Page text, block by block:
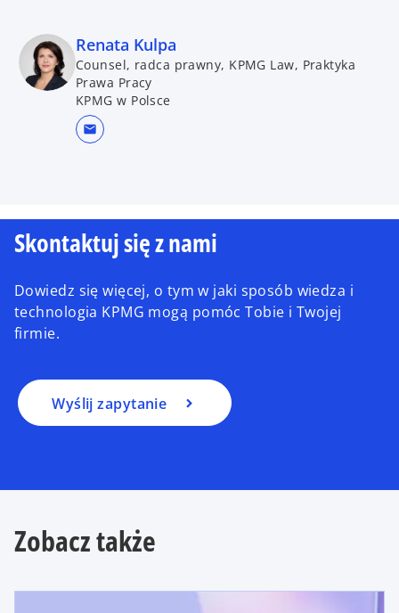
Renata Kulpa
Counsel, radca prawny, KPMG Law, Praktyka
Prawa Pracy
KPMG w Polsce
mail
Skontaktuj się z nami
Dowiedz się więcej, o tym w jaki sposób wiedza i
technologia KPMG mogą pomóc Tobie i Twojej
firmie.
Wyślij zapytanie
Zobacz także